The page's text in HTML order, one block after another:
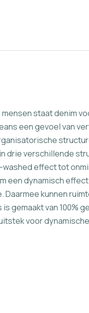
staat denim
een gevoel van
drie verschillende
effect tot
een dynamisch
Daarmee kunnen
gemaakt van 100%
voor